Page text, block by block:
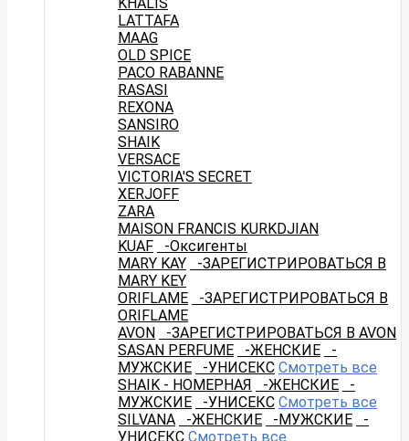
LATTAFA
MAAG
OLD SPICE
PACO RABANNE
RASASI
REXONA
SANSIRO
SHAIK
VERSACE
VICTORIA'S SECRET
XERJOFF
ZARA
MAISON FRANCIS KURKDJIAN
KUAF
-Оксигенты
MARY KAY
-ЗАРЕГИСТРИРОВАТЬСЯ В
MARY KEY
ORIFLAME
-ЗАРЕГИСТРИРОВАТЬСЯ В
ORIFLAME
AVON
-ЗАРЕГИСТРИРОВАТЬСЯ В AVON
SASAN PERFUME
-ЖЕНСКИЕ
-
МУЖСКИЕ
-УНИСЕКС Смотреть все
SHAIK - НОМЕРНАЯ
-ЖЕНСКИЕ
-
МУЖСКИЕ
-УНИСЕКС Смотреть все
SILVANA
-ЖЕНСКИЕ -МУЖСКИЕ
-
УНИСЕКС Смотреть все